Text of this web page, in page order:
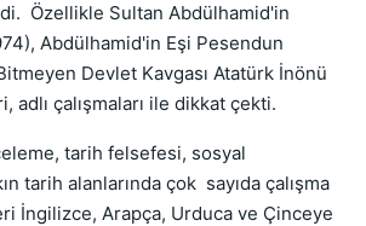
Özellikle Sultan Abdülhamid'in
Abdülhamid'in Eşi Pesendun
Bitmeyen Devlet Kavgası Atatürk İnönü
adlı çalışmaları ile dikkat çekti.
tarih felsefesi, sosyal
tarih alanlarında çok sayıda çalışma
İngilizce, Arapça, Urduca ve Çinceye